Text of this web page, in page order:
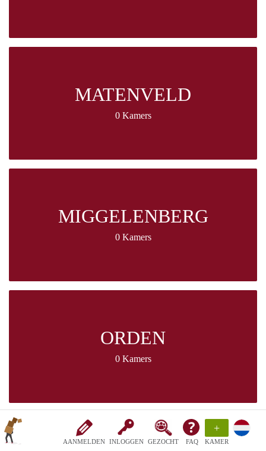
AANMELDEN INLOGGEN GEZOCHT FAQ
+
KAMER
MATENVELD
0 Kamers
MIGGELENBERG
0 Kamers
ORDEN
0 Kamers